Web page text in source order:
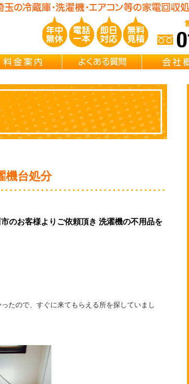
蔵庫・洗濯機・エアコン買取処分・引越し片付け・遺品
の流れ 料金案内 よくある質問
機台処分
のお客様よりご依頼頂き 洗濯機の不用品を
たので、すぐに来てもらえる所を探していまし